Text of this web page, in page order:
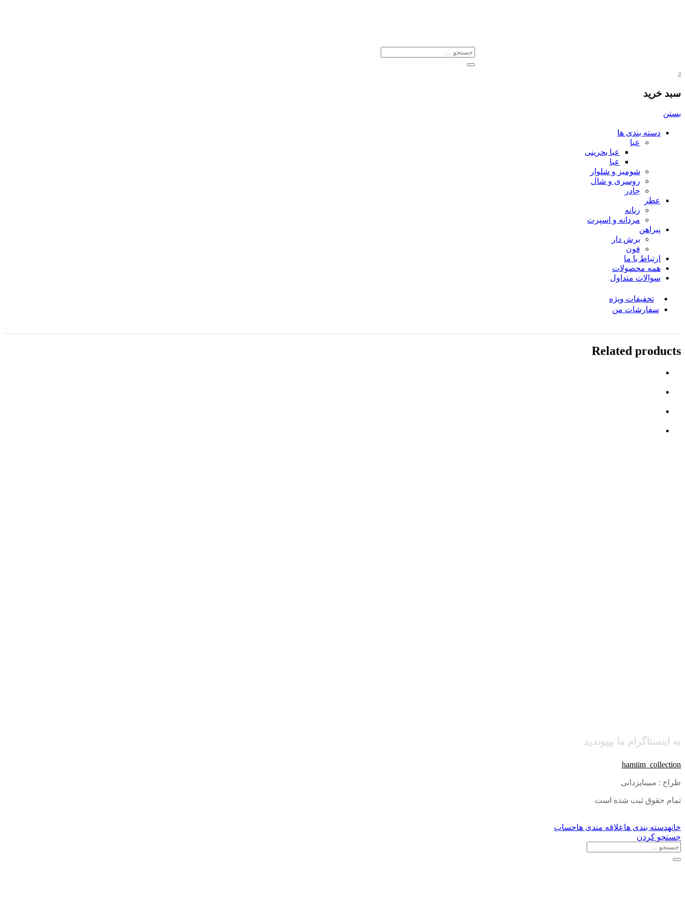
0
سبد خرید
بستن
دسته بندی ها
عبا
عبا بحرینی
عبا
شومیز و شلوار
روسری و شال
چادر
عطر
زنانه
مردانه و اسپرت
پیراهن
برش دار
فون
ارتباط با ما
همه محصولات
سوالات متداول
تخفیفات ویژه
سفارشات من
Related products
به اینستاگرام ما بپیوندید .
hamiim_collection
طراح : مبینایزدانی
تمام حقوق ثبت شده است
خانهدسته بندی هاعلاقه مندی هاحساب
جستجو کردن